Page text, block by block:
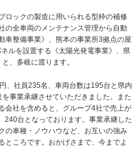
ロックの製造に用いられる型枠の補修
の全車両のメンテナンス管理から自動
車整備事業》、熊本の事業所3拠点の屋
ルを設置する《太陽光発電事業》、県
、多岐に渡ります。
、社員235名、車両台数は195台と県内
事業承継させていただきました。また
会社を含めると、グループ4社で売上が
台となっております。事業承継した
の車種・ノウハウなど、お互いの強み
ところです。おかげさまで、今までよ